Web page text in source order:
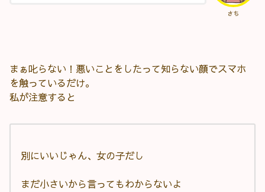
さち
まぁ叱らない！悪いことをしたって知らない顔でスマホ
を触っているだけ。
私が注意すると
別にいいじゃん、女の子だし
まだ小さいから言ってもわからないよ